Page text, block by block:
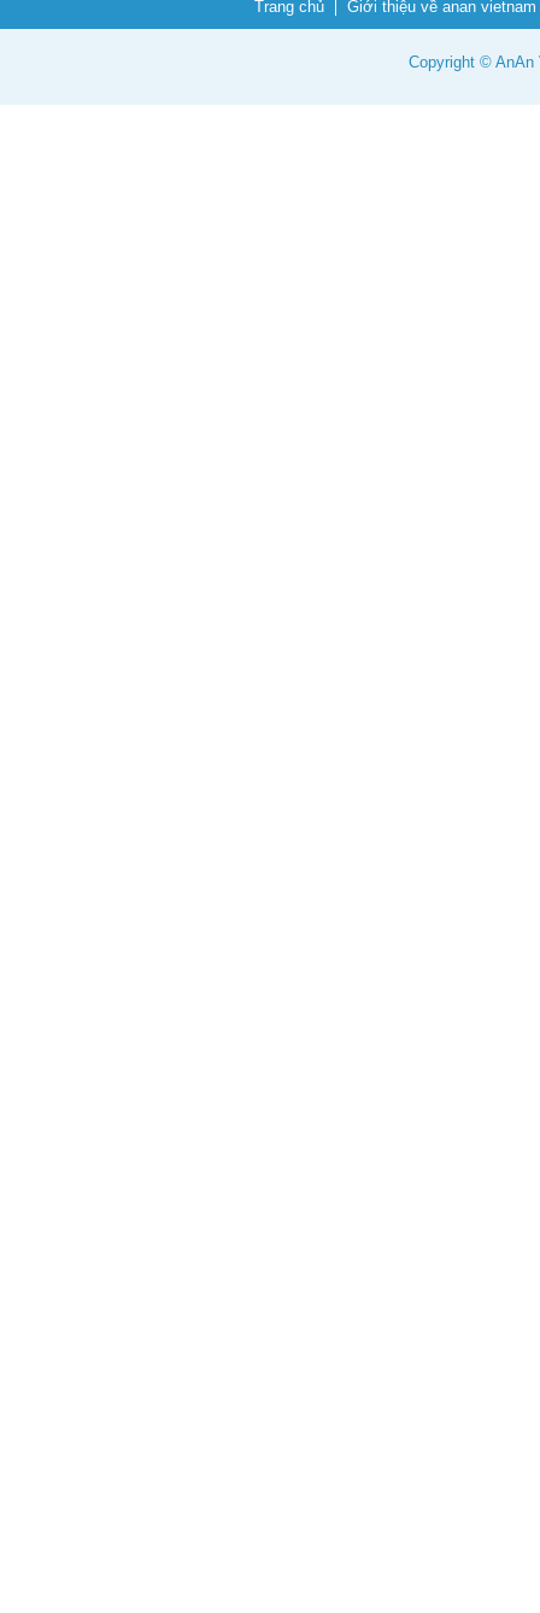
Trang chủ Giới thiệu về anan vietnam
Copyright © AnAn